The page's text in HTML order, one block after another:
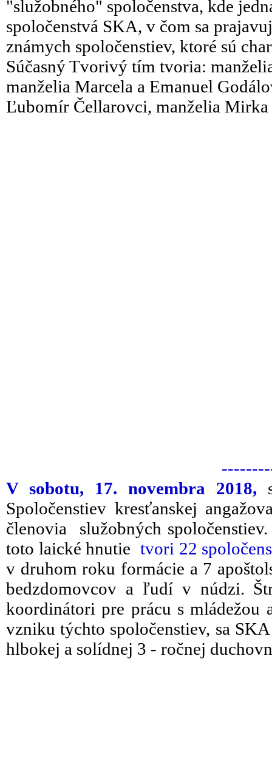
"služobného" spoločenstva, kde
spoločenstvá SKA, v čom sa
známych spoločenstiev, ktoré sú
Súčasný Tvorivý tím tvoria:
manželia Marcela a Emanuel
Ľubomír Čellarovci, manželia
V sobotu, 17. novembra 2018,
Spoločenstiev kresťanskej
členovia služobných
toto laické hnutie tvori 22
v druhom roku formácie a 7
bedzdomovcov a ľudí v núdzi.
koordinátori pre prácu s
vzniku týchto spoločenstiev, sa
hlbokej a solídnej 3 - ročnej